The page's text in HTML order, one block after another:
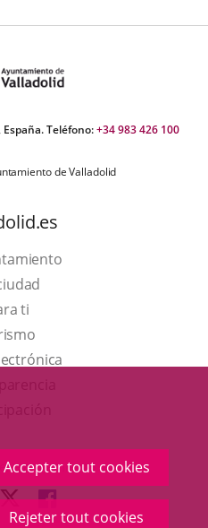
Accepter tout cookies
Rejeter tout cookies
España. Teléfono:+34 983 426 100
de Valladolid
ti
Este
enlace
una
ventana
nueva.
externa.
ayuntamiento
ENLACE
A
ENLACE
A